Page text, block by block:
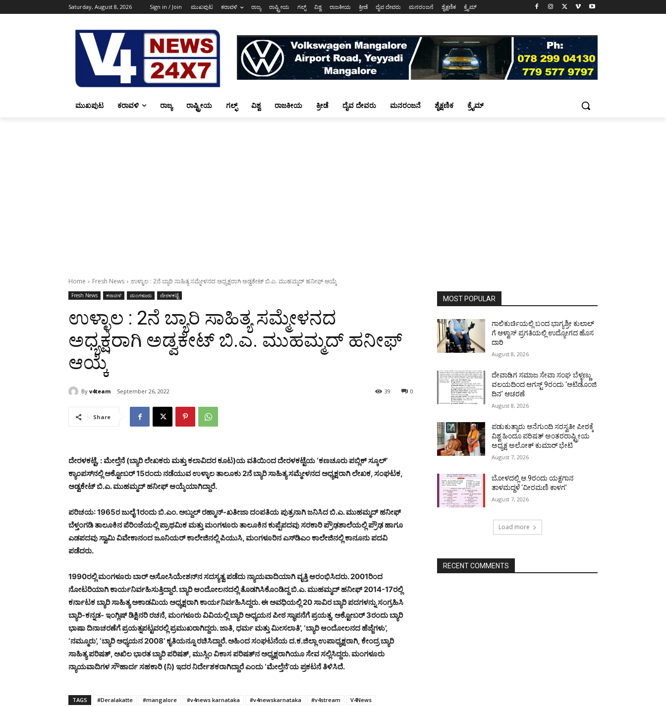
Saturday, August 8, 2026 Sign in / Join ಮುಖಪುಟ ಕರಾವಳಿ ರಾಜ್ಯ ರಾಷ್ಟ್ರೀಯ ಗಲ್ಫ್ ವಿಶ್ವ ರಾಜಕೀಯ ಕ್ರೀಡೆ ದೈವ ದೇವರು ಮನರಂಜನೆ ಶೈಕ್ಷಣಿಕ ಕ್ರೈಮ್
ಮುಖಪುಟ ಕರಾವಳಿ ರಾಜ್ಯ ರಾಷ್ಟ್ರೀಯ ಗಲ್ಫ್ ವಿಶ್ವ ರಾಜಕೀಯ ಕ್ರೀಡೆ ದೈವ ದೇವರು ಮನರಂಜನೆ ಶೈಕ್ಷಣಿಕ ಕ್ರೈಮ್
Home Fresh News ಉಳ್ಳಾಲ : 2ನೆ ಬ್ಯಾರಿ ಸಾಹಿತ್ಯ ಸಮ್ಮೇಳನದ ಅಧ್ಯಕ್ಷರಾಗಿ ಅಡ್ವಕೇಟ್ ಬಿ.ಎ. ಮುಹಮ್ಮದ್ ಹನೀಫ್ ಆಯ್ಕೆ
Fresh News ಕರಾವಳಿ ಮಂಗಳೂರು ದೇರಳಕಟ್ಟೆ
ಉಳ್ಳಾಲ : 2ನೆ ಬ್ಯಾರಿ ಸಾಹಿತ್ಯ ಸಮ್ಮೇಳನದ
ಅಧ್ಯಕ್ಷರಾಗಿ ಅಡ್ವಕೇಟ್ ಬಿ.ಎ. ಮುಹಮ್ಮದ್ ಹನೀಫ್
ಆಯ್ಕೆ
By v4team September 26, 2022 0
39
Share
ದೇರಳಕಟ್ಟೆ, : ಮೇಲ್ತೆನೆ (ಬ್ಯಾರಿ ಲೇಖಕರು ಮತ್ತು ಕಲಾವಿದರ ಕೂಟ)ಯ ವತಿಯಿಂದ ದೇರಳಕಟ್ಟೆಯ ‘ಕಣಚೂರು ಪಬ್ಲಿಕ್ ಸ್ಕೂಲ್’
ಕ್ಯಾಂಪಸ್‌ನಲ್ಲಿ ಅಕ್ಟೋಬರ್ 15ರಂದು ನಡೆಯುವ ಉಳ್ಳಾಲ ತಾಲೂಕು 2ನೆ ಬ್ಯಾರಿ ಸಾಹಿತ್ಯ ಸಮ್ಮೇಳನದ ಅಧ್ಯಕ್ಷರಾಗಿ ಲೇಖಕ, ಸಂಘಟಕ,
ಅಡ್ವಕೇಟ್ ಬಿ.ಎ. ಮುಹಮ್ಮದ್ ಹನೀಫ್ ಆಯ್ಕೆಯಾಗಿದ್ದಾರೆ.
ಪರಿಚಯ: 1965ರ ಜುಲೈ 1ರಂದು ಬಿ.ಎಂ. ಅಬ್ದುಲ್ ರಹ್ಮಾನ್-ಖತೀಜಾ ದಂಪತಿಯ ಪುತ್ರನಾಗಿ ಜನಿಸಿದ ಬಿ.ಎ. ಮುಹಮ್ಮದ್ ಹನೀಫ್
ಬೆಳ್ತಂಗಡಿ ತಾಲೂಕಿನ ಪೆರಿಂಜೆಯಲ್ಲಿ ಪ್ರಾಥಮಿಕ ಮತ್ತು ಮಂಗಳೂರು ತಾಲೂಕಿನ ಕುಪ್ಪೆಪದವು ಸರಕಾರಿ ಪ್ರೌಢಶಾಲೆಯಲ್ಲಿ ಪ್ರೌಢ ಹಾಗೂ
ಎಡಪದವು ಸ್ವಾಮಿ ವಿವೇಕಾನಂದ ಜೂನಿಯರ್ ಕಾಲೇಜಿನಲ್ಲಿ ಪಿಯುಸಿ, ಮಂಗಳೂರಿನ ಎಸ್‌ಡಿಎಂ ಕಾಲೇಜಿನಲ್ಲಿ ಕಾನೂನು ಪದವಿ
ಪಡೆದರು.
1990ರಲ್ಲಿ ಮಂಗಳೂರು ಬಾರ್ ಅಸೋಸಿಯೇಶನ್‌ನ ಸದಸ್ಯತ್ವ ಪಡೆದು ನ್ಯಾಯವಾದಿಯಾಗಿ ವೃತ್ತಿ ಆರಂಭಿಸಿದರು. 2001ರಿಂದ
ನೋಟರಿಯಾಗಿ ಕಾರ್ಯನಿರ್ವಹಿಸುತ್ತಿದ್ದಾರೆ. ಬ್ಯಾರಿ ಆಂದೋಲನದಲ್ಲಿ ತೊಡಗಿಸಿಕೊಂಡಿದ್ದ ಬಿ.ಎ. ಮುಹಮ್ಮದ್ ಹನೀಫ್ 2014-17ರಲ್ಲಿ
ಕರ್ನಾಟಕ ಬ್ಯಾರಿ ಸಾಹಿತ್ಯ ಅಕಾಡಮಿಯ ಅಧ್ಯಕ್ಷರಾಗಿ ಕಾರ್ಯನಿರ್ವಹಿಸಿದ್ದರು. ಈ ಅವಧಿಯಲ್ಲಿ 20 ಸಾವಿರ ಬ್ಯಾರಿ ಪದಗಳನ್ನು ಸಂಗ್ರಹಿಸಿ
ಬ್ಯಾರಿ-ಕನ್ನಡ- ಇಂಗ್ಲಿಷ್ ಡಿಕ್ಷಿನರಿ ರಚನೆ, ಮಂಗಳೂರು ವಿವಿಯಲ್ಲಿ ಬ್ಯಾರಿ ಅಧ್ಯಯನ ಪೀಠ ಸ್ಥಾಪನೆಗೆ ಪ್ರಯತ್ನ, ಅಕ್ಟೋಬರ್ 3ರಂದು ಬ್ಯಾರಿ
ಭಾಷಾ ದಿನಾಚರಣೆಗೆ ಪ್ರಯತ್ನಪಟ್ಟವರಲ್ಲಿ ಪ್ರಮುಖರಾಗಿದ್ದರು. ಜಾತಿ, ಧರ್ಮ ಮತ್ತು ಮೀಸಲಾತಿ’, ‘ಬ್ಯಾರಿ ಆಂದೋಲನದ ಹೆಜ್ಜೆಗಳು’,
‘ನಮ್ಮೂರು’, ‘ಬ್ಯಾರಿ ಅಧ್ಯಯನ 2008’ ಕೃತಿಯನ್ನೂ ರಚಿಸಿದ್ದಾರೆ. ಅಹಿಂದ ಸಂಘಟನೆಯ ದ.ಕ.ಜಿಲ್ಲಾ ಉಪಾಧ್ಯಕ್ಷರಾಗಿ, ಕೇಂದ್ರ ಬ್ಯಾರಿ
ಸಾಹಿತ್ಯ ಪರಿಷತ್, ಅಖಿಲ ಭಾರತ ಬ್ಯಾರಿ ಪರಿಷತ್, ಮುಸ್ಲಿಂ ವಿಕಾಸ ಪರಿಷತ್‌ನ ಅಧ್ಯಕ್ಷರಾಗಿಯೂ ಸೇವ ಸಲ್ಲಿಸಿದ್ದರು. ಮಂಗಳೂರು
ನ್ಯಾಯವಾದಿಗಳ ಸೌಹಾರ್ದ ಸಹಕಾರಿ (ನಿ) ಇದರ ನಿರ್ದೇಶಕರಾಗಿದ್ದಾರೆ ಎಂದು ‘ಮೇಲ್ತೆನೆ’ಯ ಪ್ರಕಟನೆ ತಿಳಿಸಿದೆ.
TAGS #Deralakatte #mangalore #v4news karnataka #v4newskarnataka #v4stream V4News
MOST POPULAR
ಗಾಲಿಕುರ್ಚಿಯಲ್ಲಿ ಬಂದ ಭಾಗ್ಯಶ್ರೀ ಕುಲಾಲ್
ಗೆ ಆಳ್ವಾಸ್ ಪ್ರಗತಿಯಲ್ಲಿ ಉದ್ಯೋಗದ ಹೊಸ
ದಾರಿ
August 8, 2026
ದೇವಾಡಿಗ ಸಮಾಜ ಸೇವಾ ಸಂಘ ಬೆಳ್ಳಣ್ಣು
ವಲಯದಿಂದ ಆಗಸ್ಟ್ 9ರಂದು ‘ಆಟಿಡೊಂಜಿ
ದಿನ’ ಆಚರಣೆ
August 8, 2026
ಪಡುಕುತ್ಯಾರು ಆನೆಗುಂದಿ ಸರಸ್ವತೀ ಪೀಠಕ್ಕೆ
ವಿಶ್ವ ಹಿಂದೂ ಪರಿಷತ್ ಅಂತರರಾಷ್ಟ್ರೀಯ
ಅಧ್ಯಕ್ಷ ಅಲೋಕ್ ಕುಮಾರ್ ಭೇಟಿ
August 7, 2026
ಬೋಳದಲ್ಲಿ ಆ.9ರಂದು ಯಕ್ಷಗಾನ
ತಾಳಮದ್ದಳೆ ‘ವೀರಮಣಿ ಕಾಳಗ’
August 7, 2026
Load more
RECENT COMMENTS